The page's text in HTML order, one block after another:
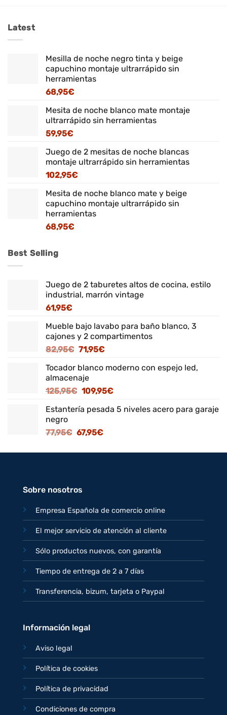
Latest
Mesilla de noche negro tinta y beige
capuchino montaje ultrarrápido sin
herramientas
68,95€
Mesita de noche blanco mate montaje
ultrarrápido sin herramientas
59,95€
Juego de 2 mesitas de noche blancas
montaje ultrarrápido sin herramientas
102,95€
Mesita de noche blanco mate y beige
capuchino montaje ultrarrápido sin
herramientas
68,95€
Best Selling
Juego de 2 taburetes altos de cocina, estilo
industrial, marrón vintage
61,95€
Mueble bajo lavabo para baño blanco, 3
cajones y 2 compartimentos
82,95€ El
original
era:
82,95€.
71,95€El
actual
71,95€.
Tocador blanco moderno con espejo led,
almacenaje
125,95€ El
original
125,95€.
109,95€El
actual
Estantería pesada 5 niveles acero para garaje
negro
77,95€ El
original
67,95€El
actual
Sobre nosotros
Empresa Española de comercio online
El mejor servicio de atención al cliente
Sólo productos nuevos, con garantía
Tiempo de entrega de 2 a 7 días
Transferencia, bizum, tarjeta o Paypal
Información legal
Aviso legal
Política de cookies
Política de privacidad
Condiciones de compra